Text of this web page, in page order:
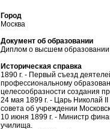
Город
Москва
Документ об образовании
Диплом о высшем образовании
Историческая справка
1890 г. - Первый съезд
профессиональному
целесообразности создания
24 мая 1899 г. - Царь Николай
совета об учреждении
10 июня 1899 г. - Министр
училища.